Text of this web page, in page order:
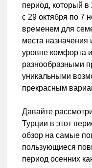
период, который в
с 29 октября по 7
временем для
места назначения
уровне комфорта
разнообразными
уникальными
прекрасным
Давайте
Турции в этот
обзор на самые
пользующиеся
период осенних